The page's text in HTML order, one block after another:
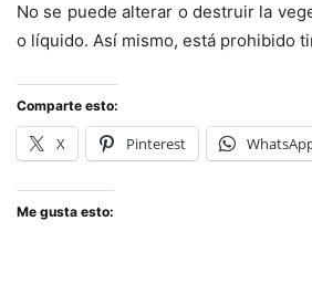
No se puede alterar o destruir la
o líquido. Así mismo, está prohibido
Comparte esto:
X Pinterest
Me gusta esto: